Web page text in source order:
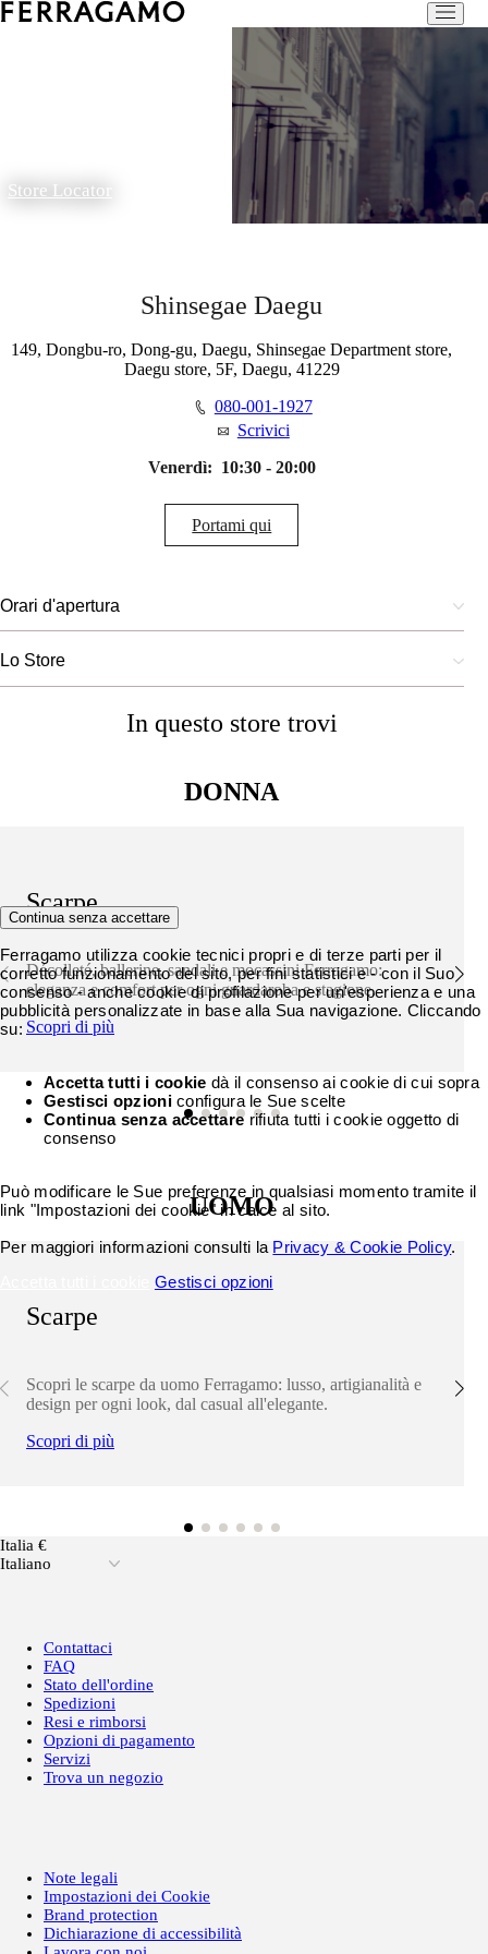
Store Locator
Shinsegae Daegu
149, Dongbu-ro, Dong-gu, Daegu, Shinsegae Department store,
Daegu store, 5F, Daegu, 41229
080-001-1927
Scrivici
Venerdì: 10:30 - 20:00
Portami qui
Orari d'apertura
Lo Store
In questo store trovi
DONNA
Scarpe
Décolleté, ballerine, sandali e mocassini Ferragamo:
eleganza e comfort per ogni guardaroba e stagione.
Scopri di più
UOMO
Scarpe
Scopri le scarpe da uomo Ferragamo: lusso, artigianalità e
design per ogni look, dal casual all'elegante.
Scopri di più
Italia €
Italiano
Contattaci
FAQ
Stato dell'ordine
Spedizioni
Resi e rimborsi
Opzioni di pagamento
Servizi
Trova un negozio
Note legali
Impostazioni dei Cookie
Brand protection
Dichiarazione di accessibilità
Continua senza accettare
Ferragamo utilizza cookie tecnici propri e di terze parti per il
corretto funzionamento del sito, per fini statistici e - con il Suo
consenso - anche cookie di profilazione per un'esperienza e una
pubblicità personalizzate in base alla Sua navigazione. Cliccando
su:
Accetta tutti i cookie dà il consenso ai cookie di cui sopra
Gestisci opzioniconfigura le Sue scelte
Continua senza accettarerifiuta tutti i cookie oggetto di
consenso
Può modificare le Sue preferenze in qualsiasi momento tramite il
link "Impostazioni dei cookie" in calce al sito.
Per maggiori informazioni consulti la Privacy & Cookie Policy.
Gestisci opzioni